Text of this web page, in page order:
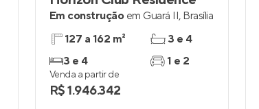
Em construção em Guará II, Brasília
127 a 162 m²
3 e 4
3 e 4
1 e 2
Venda a partir de
R$ 1.946.342